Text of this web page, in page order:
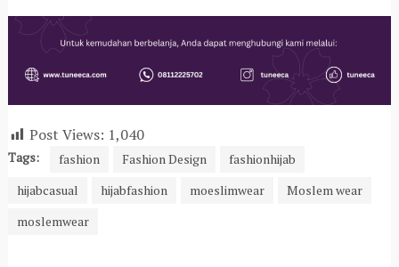
Post Views: 1,040
Tags: fashion Fashion Design
fashionhijab
hijabcasual
hijabfashion moeslimwear
Moslem wear
moslemwear